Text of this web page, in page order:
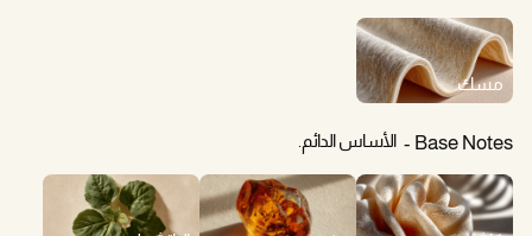
مسك
Base Notes الأساس الدائم.